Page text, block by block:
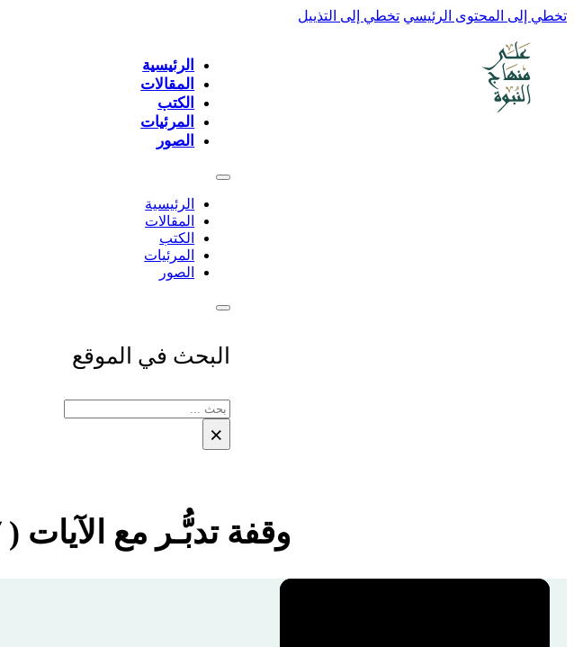
تخطي إلى المحتوى الرئيسي تخطي إلى التذييل
الرئيسية
المقالات
الكتب
المرئيات
الصور
الرئيسية
المقالات
الكتب
المرئيات
الصور
البحث في الموقع
بحث
×
وقفة تدبُّـر مع الآيات ( ١٧ – ١٨) من سورة المائدة